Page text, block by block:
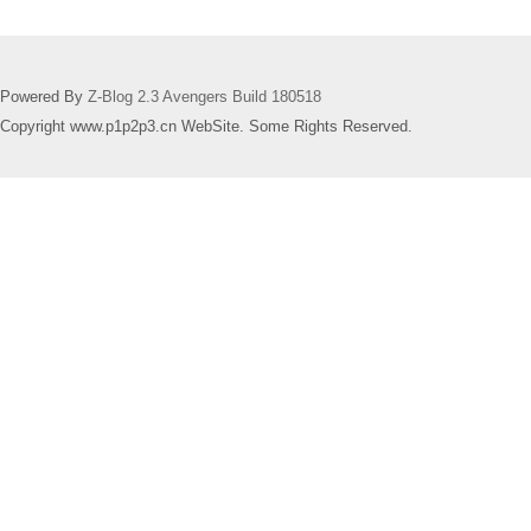
Powered By Z-Blog 2.3 Avengers Build 180518
Copyright www.p1p2p3.cn WebSite. Some Rights Reserved.